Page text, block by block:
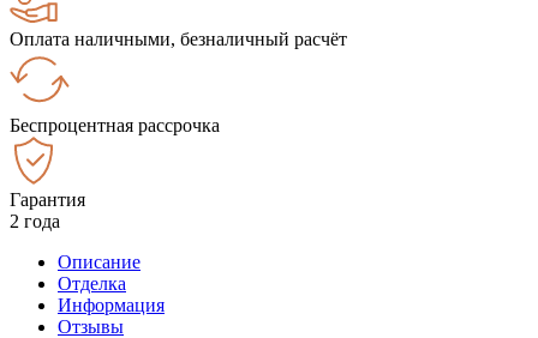
Оплата наличными, безналичный расчёт
Беспроцентная рассрочка
Гарантия
2 года
Описание
Отделка
Информация
Отзывы